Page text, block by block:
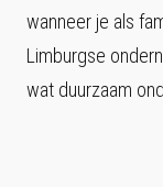
wanneer je als
Limburgse
wat duurzaam